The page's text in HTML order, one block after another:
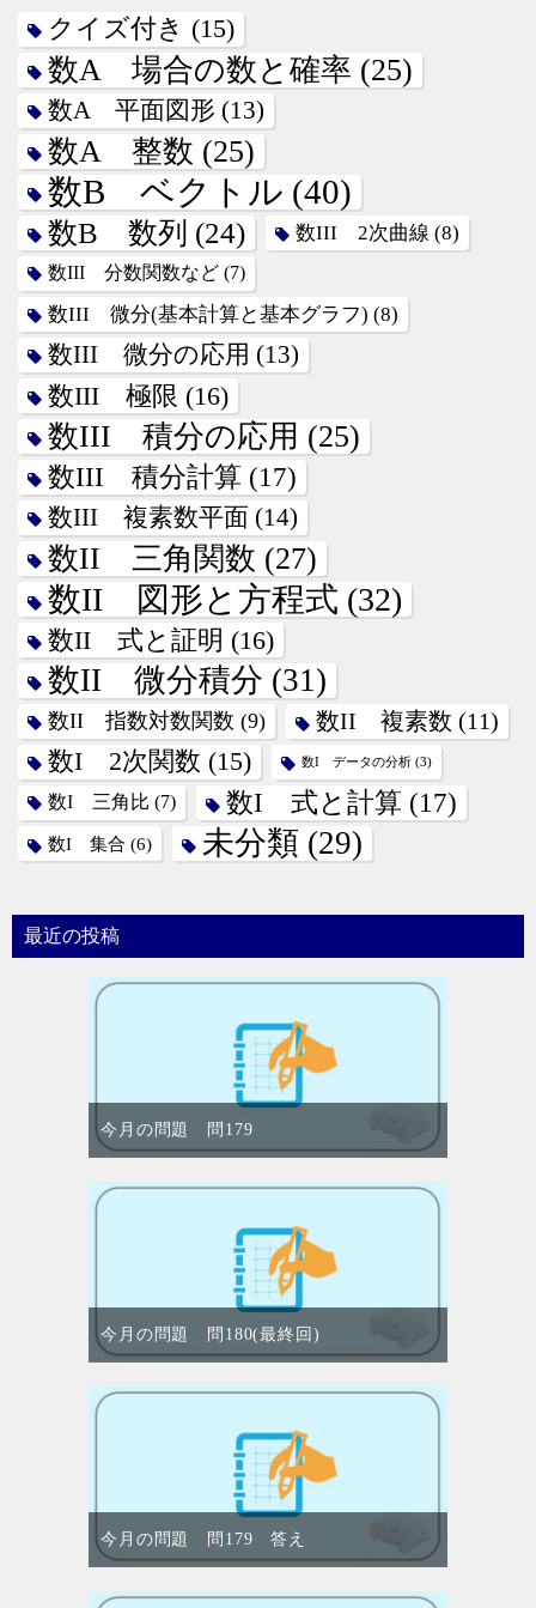
クイズ付き (15)
数A 場合の数と確率 (25)
数A 平面図形 (13)
数A 整数 (25)
数B ベクトル (40)
数B 数列 (24) 数III 2次曲線 (8)
数III 分数関数など (7)
数III 微分(基本計算と基本グラフ) (8)
数III 微分の応用 (13)
数III 極限 (16)
数III 積分の応用 (25)
数III 積分計算 (17)
数III 複素数平面 (14)
数II 三角関数 (27)
数II 図形と方程式 (32)
数II 式と証明 (16)
数II 微分積分 (31)
数II 指数対数関数 (9) 数II 複素数 (11)
数I 2次関数 (15) 数I データの分析 (3)
数I 三角比 (7) 数I 式と計算 (17)
数I 集合 (6) 未分類 (29)
最近の投稿
今月の問題 問179
今月の問題 問180(最終回)
今月の問題 問179 答え